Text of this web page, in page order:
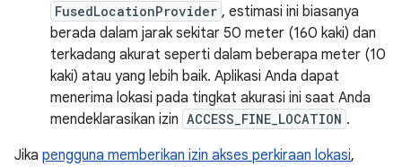
FusedLocationProvider , estimasi ini biasanya
berada dalam jarak sekitar 50 meter (160 kaki) dan
terkadang akurat seperti dalam beberapa meter (10
kaki) atau yang lebih baik. Aplikasi Anda dapat
menerima lokasi pada tingkat akurasi ini saat Anda
mendeklarasikan izin ACCESS_FINE_LOCATION .
Jika pengguna memberikan izin akses perkiraan lokasi,